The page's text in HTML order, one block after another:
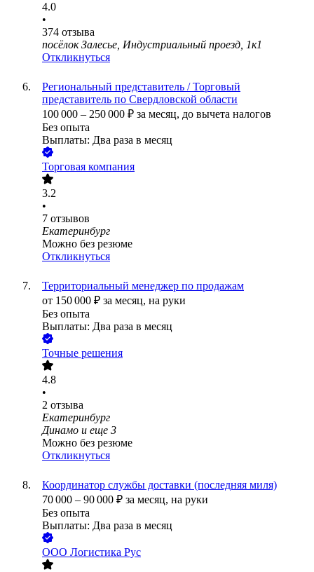
4.0
•
374 отзыва
посёлок Залесье, Индустриальный проезд, 1к1
Откликнуться
Региональный представитель / Торговый
представитель по Свердловской области
100 000 – 250 000 ₽ за месяц, до вычета налогов
Без опыта
Выплаты: Два раза в месяц
Торговая компания
3.2
•
7 отзывов
Екатеринбург
Можно без резюме
Откликнуться
Территориальный менеджер по продажам
от 150 000 ₽ за месяц, на руки
Без опыта
Выплаты: Два раза в месяц
Точные решения
4.8
•
2 отзыва
Екатеринбург
Динамо и еще 3
Можно без резюме
Откликнуться
Координатор службы доставки (последняя миля)
70 000 – 90 000 ₽ за месяц, на руки
Без опыта
Выплаты: Два раза в месяц
ООО Логистика Рус